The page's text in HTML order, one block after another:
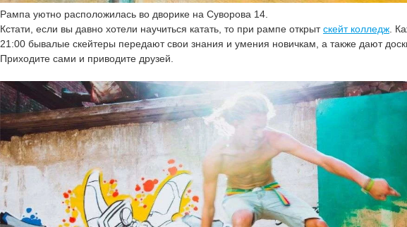
Рампа уютно расположилась во дворике на Суворова 14.
Кстати, если вы давно хотели научиться катать, то при рампе открытскейт колледж .
21:00 бывалые скейтеры передают свои знания и умения новичкам, а также дают
Приходите сами и приводите друзей.